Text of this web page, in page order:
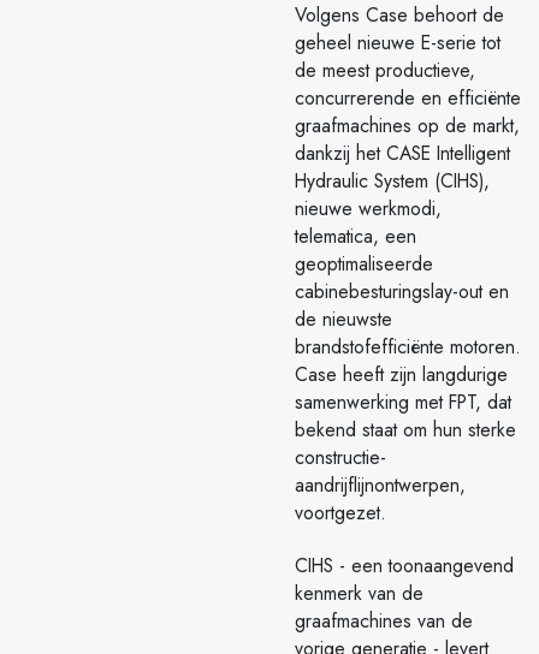
Volgens Case behoort de
geheel nieuwe E-serie tot
de meest productieve,
concurrerende en efficiënte
graafmachines op de markt,
dankzij het CASE Intelligent
Hydraulic System (CIHS),
nieuwe werkmodi,
telematica, een
geoptimaliseerde
cabinebesturingslay-out en
de nieuwste
brandstofefficiënte motoren.
Case heeft zijn langdurige
samenwerking met FPT, dat
bekend staat om hun sterke
constructie-
aandrijflijnontwerpen,
voortgezet.
CIHS - een toonaangevend
kenmerk van de
graafmachines van de